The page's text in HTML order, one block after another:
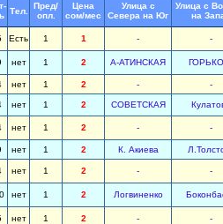
Тел.
Пред/
опл.
Цена
сом/мес
Улица с
Севера на Юг
Улица с
на
Есть 1 1 - -
нет 1 2 А-АТИНСКАЯ
нет 1 2 - -
нет 1 2 СОВЕТСКАЯ
нет 1 2 - -
нет 1 2 К. Акиева
нет 1 2 - -
нет 1 2 Логвиненко
нет 1 2 - -